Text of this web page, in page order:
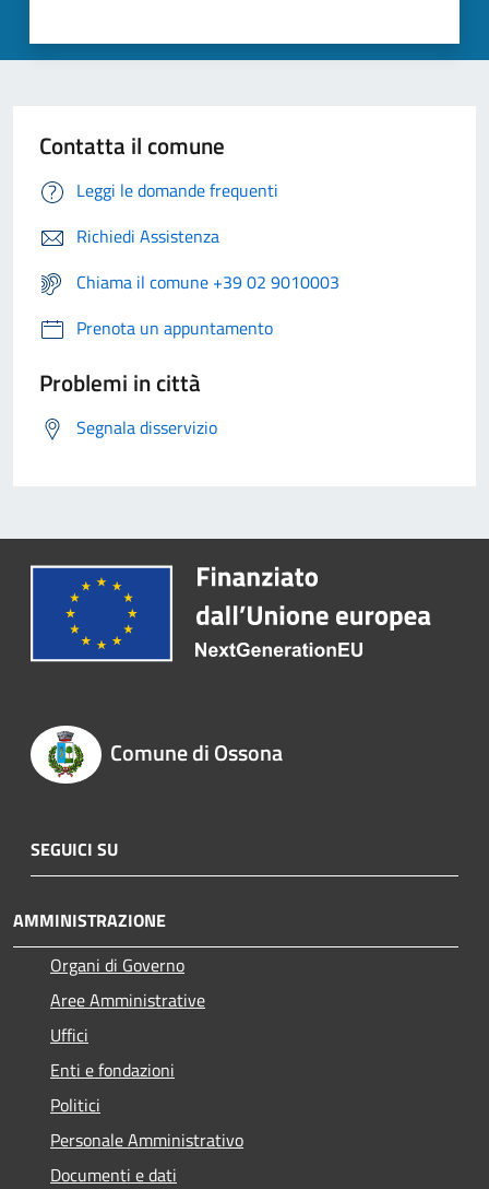
Contatta il comune
Leggi le domande frequenti
Richiedi Assistenza
Chiama il comune +39 02 9010003
Prenota un appuntamento
Problemi in città
Segnala disservizio
Comune di Ossona
SEGUICI SU
AMMINISTRAZIONE
Organi di Governo
Aree Amministrative
Uffici
Enti e fondazioni
Politici
Personale Amministrativo
Documenti e dati